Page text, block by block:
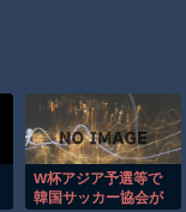
W杯アジア予選等で
韓国サッカー協会が